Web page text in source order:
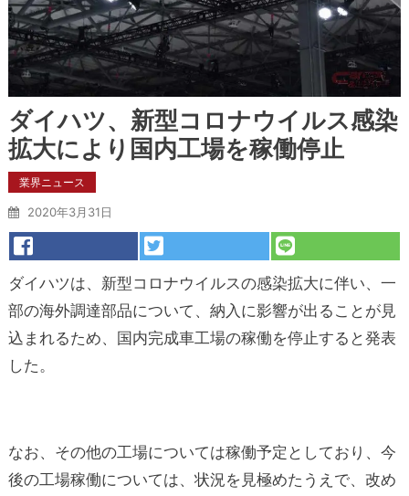
ダイハツ、新型コロナウイルス感染
拡大により国内工場を稼働停止
業界ニュース
2020年3月31日
ダイハツは、新型コロナウイルスの感染拡大に伴い、一
部の海外調達部品について、納入に影響が出ることが見
込まれるため、国内完成車工場の稼働を停止すると発表
した。
なお、その他の工場については稼働予定としており、今
後の工場稼働については、状況を見極めたうえで、改め